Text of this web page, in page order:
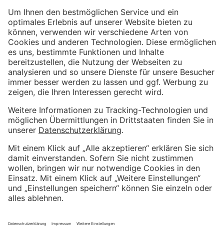
Mehr erfahren >
Weitere Informationen
Impressum
Kostenloser Growth Engine Call
Datenschutzerklärung
AGB
Wir sind Proven Expert
Kundenbewertungen und Erfahrungen zu
Metrika GmbH
100
%
SEHR GUT